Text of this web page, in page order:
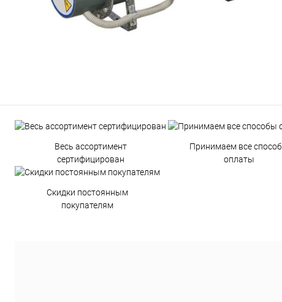
Весь ассортимент
сертифицирован
Принимаем все
оплаты
Скидки постоянным
покупателям